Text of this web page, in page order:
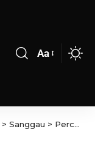
Aa
> Sanggau > Percasi Sanggau Akan Menggelar Turnamen Sabang Merah Cup